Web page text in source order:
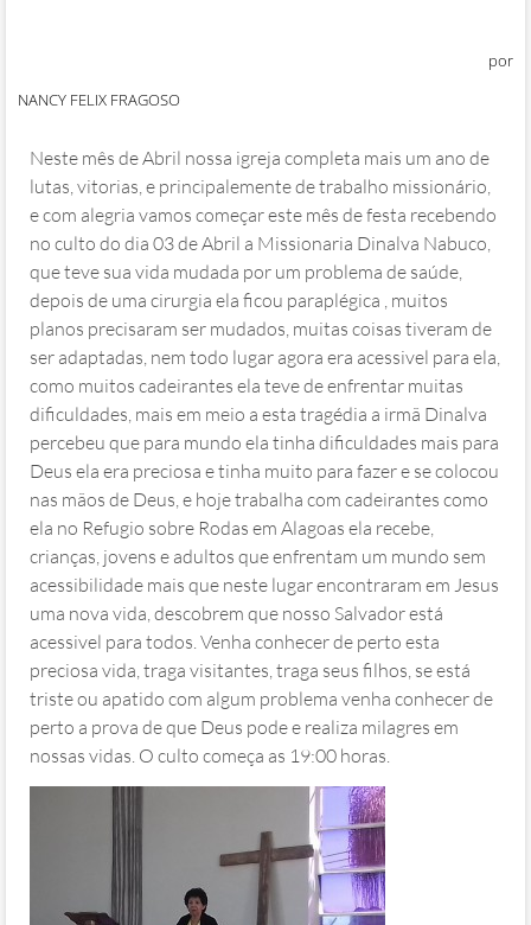
por
NANCY FELIX FRAGOSO
Neste mês de Abril nossa igreja completa mais um ano de
lutas, vitorias, e principalemente de trabalho missionário,
e com alegria vamos começar este mês de festa recebendo
no culto do dia 03 de Abril a Missionaria Dinalva Nabuco,
que teve sua vida mudada por um problema de saúde,
depois de uma cirurgia ela ficou paraplégica , muitos
planos precisaram ser mudados, muitas coisas tiveram de
ser adaptadas, nem todo lugar agora era acessivel para ela,
como muitos cadeirantes ela teve de enfrentar muitas
dificuldades, mais em meio a esta tragédia a irmã Dinalva
percebeu que para mundo ela tinha dificuldades mais para
Deus ela era preciosa e tinha muito para fazer e se colocou
nas mãos de Deus, e hoje trabalha com cadeirantes como
ela no Refugio sobre Rodas em Alagoas ela recebe,
crianças, jovens e adultos que enfrentam um mundo sem
acessibilidade mais que neste lugar encontraram em Jesus
uma nova vida, descobrem que nosso Salvador está
acessivel para todos. Venha conhecer de perto esta
preciosa vida, traga visitantes, traga seus filhos, se está
triste ou apatido com algum problema venha conhecer de
perto a prova de que Deus pode e realiza milagres em
nossas vidas. O culto começa as 19:00 horas.